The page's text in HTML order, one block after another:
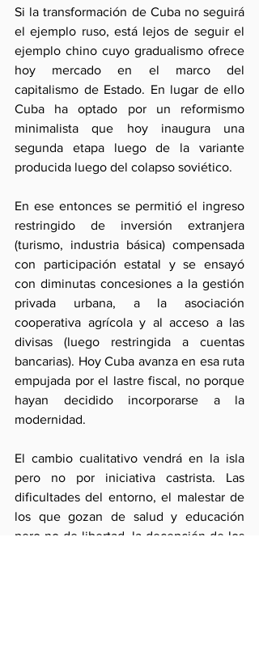
Si la transformación de Cuba no seguirá
el ejemplo ruso, está lejos de seguir el
ejemplo chino cuyo gradualismo ofrece
hoy mercado en el marco del
capitalismo de Estado. En lugar de ello
Cuba ha optado por un reformismo
minimalista que hoy inaugura una
segunda etapa luego de la variante
producida luego del colapso soviético.
En ese entonces se permitió el ingreso
restringido de inversión extranjera
(turismo, industria básica) compensada
con participación estatal y se ensayó
con diminutas concesiones a la gestión
privada urbana, a la asociación
cooperativa agrícola y al acceso a las
divisas (luego restringida a cuentas
bancarias). Hoy Cuba avanza en esa ruta
empujada por el lastre fiscal, no porque
hayan decidido incorporarse a la
modernidad.
El cambio cualitativo vendrá en la isla
pero no por iniciativa castrista. Las
dificultades del entorno, el malestar de
los que gozan de salud y educación
pero no de libertad, la decepción de los